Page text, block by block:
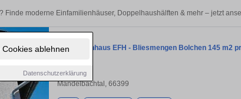
Cookies ablehnen
Datenschutzerklärung
Finde moderne Einfamilienhäuser, Doppelhaushälften & mehr – jetzt
Einfamilienhaus EFH - Bliesmengen Bolchen 145 m2
Mandelbachtal, 66399